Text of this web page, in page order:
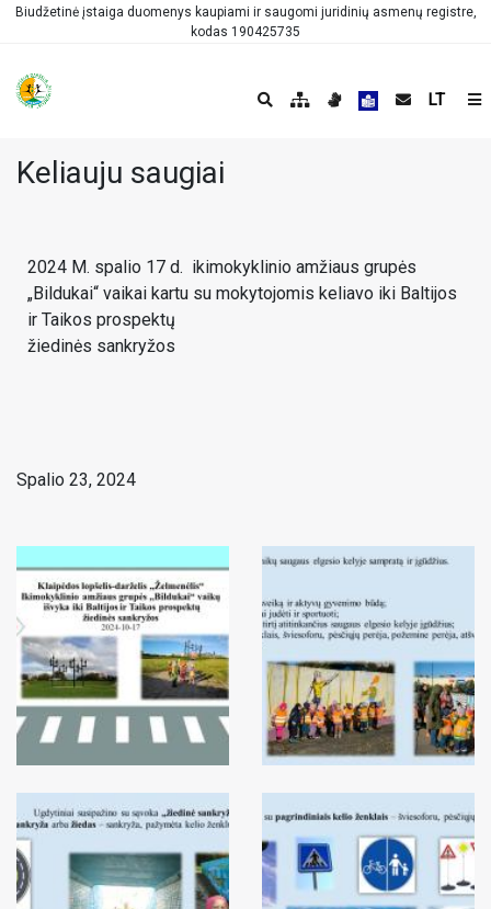
Biudžetinė įstaiga duomenys kaupiami ir saugomi juridinių asmenų registre,
kodas 190425735
LT
Keliauju saugiai
2024 M. spalio 17 d. ikimokyklinio amžiaus grupės
„Bildukai“ vaikai kartu su mokytojomis keliavo iki Baltijos
ir Taikos prospektų
žiedinės sankryžos
Spalio 23, 2024